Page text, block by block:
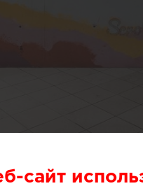
магазина
(Австралия).
сайт